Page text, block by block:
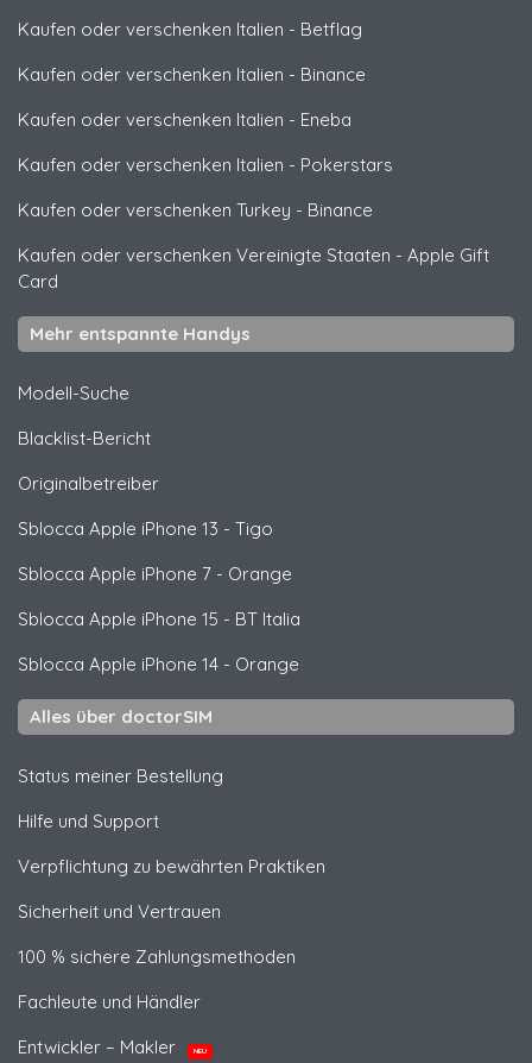
Kaufen oder verschenken Italien - Betflag
Kaufen oder verschenken Italien - Binance
Kaufen oder verschenken Italien - Eneba
Kaufen oder verschenken Italien - Pokerstars
Kaufen oder verschenken Turkey - Binance
Kaufen oder verschenken Vereinigte Staaten - Apple Gift
Card
Mehr entspannte Handys
Modell-Suche
Blacklist-Bericht
Originalbetreiber
Sblocca Apple iPhone 13 - Tigo
Sblocca Apple iPhone 7 - Orange
Sblocca Apple iPhone 15 - BT Italia
Sblocca Apple iPhone 14 - Orange
Alles über doctorSIM
Status meiner Bestellung
Hilfe und Support
Verpflichtung zu bewährten Praktiken
Sicherheit und Vertrauen
100 % sichere Zahlungsmethoden
Fachleute und Händler
Entwickler – Makler
NEU